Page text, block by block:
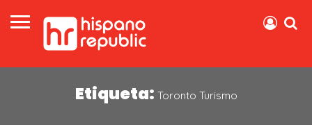
Etiqueta: Toronto Turismo